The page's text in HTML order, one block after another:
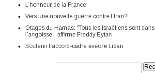
L’honneur de la France
Vers une nouvelle guerre contre l’Iran?
Otages du Hamas: “Tous les Israéliens sont dans
l’angoisse”, affirme Freddy Eytan
Soutenir l’accord-cadre avec le Liban